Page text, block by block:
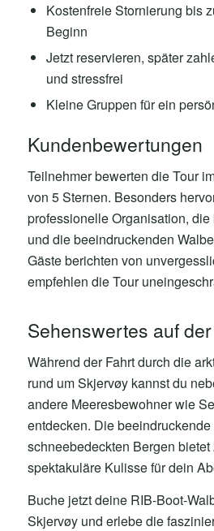
Kostenfreie Stornierung bis
Beginn
Jetzt reservieren, später
und stressfrei
Kleine Gruppen für ein
Kundenbewertungen
Teilnehmer bewerten die Tour
von 5 Sternen. Besonders
professionelle Organisation,
und die beeindruckenden
Gäste berichten von
empfehlen die Tour
Sehenswertes auf
Während der Fahrt durch die
rund um Skjervøy kannst du
andere Meeresbewohner wie
entdecken. Die
schneebedeckten Bergen
spektakuläre Kulisse für dein
Buche jetzt deine RIB-Boot-
Skjervøy und erlebe die